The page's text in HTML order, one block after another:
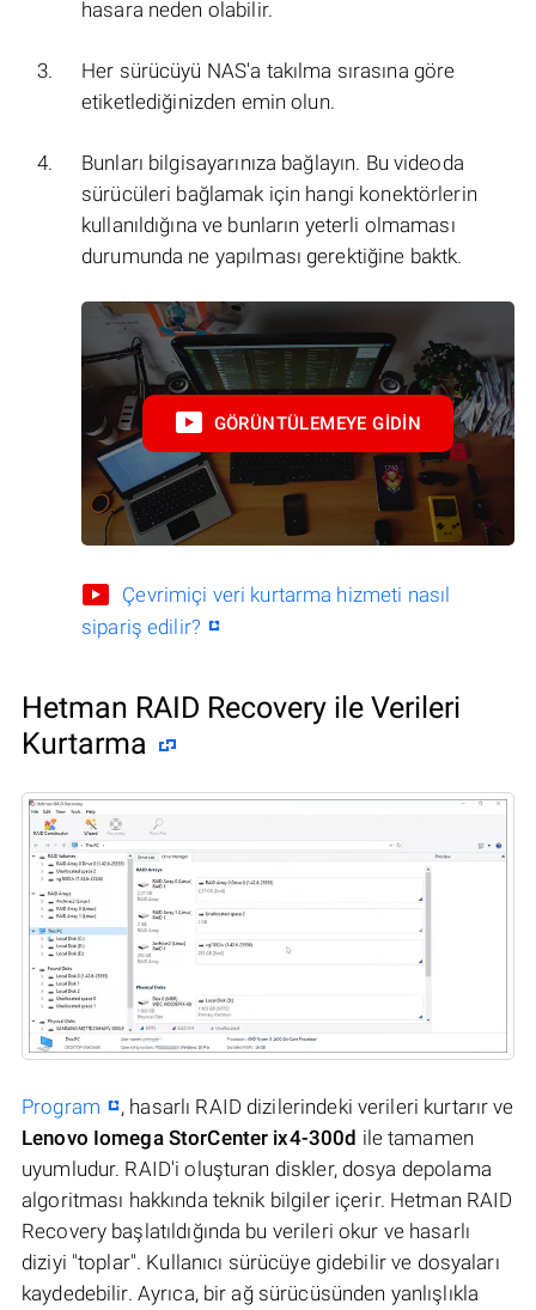
hasara neden olabilir.
Her sürücüyü NAS'a takılma sırasına göre
etiketlediğinizden emin olun.
Bunları bilgisayarınıza bağlayın. Bu videoda
sürücüleri bağlamak için hangi konektörlerin
kullanıldığına ve bunların yeterli olmaması
durumunda ne yapılması gerektiğine baktk.
GÖRÜNTÜLEMEYE GIDIN
Çevrimiçi veri kurtarma hizmeti nasıl
sipariş edilir?
Hetman RAID Recovery ile Verileri
Kurtarma
Program
, hasarlı RAID dizilerindeki verileri kurtarır ve
Lenovo Iomega StorCenter ix4-300d ile tamamen
uyumludur. RAID'i oluşturan diskler, dosya depolama
algoritması hakkında teknik bilgiler içerir. Hetman RAID
Recovery başlatıldığında bu verileri okur ve hasarlı
diziyi "toplar". Kullanıcı sürücüye gidebilir ve dosyaları
kaydedebilir. Ayrıca, bir ağ sürücüsünden yanlışlıkla